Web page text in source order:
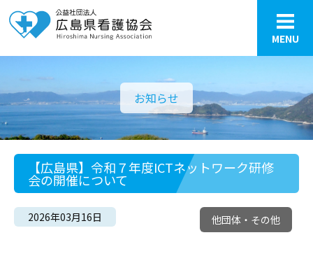
MENU
お知らせ
【広島県】令和７年度ICTネットワーク研修
会の開催について
2026年03月16日 他団体・その他